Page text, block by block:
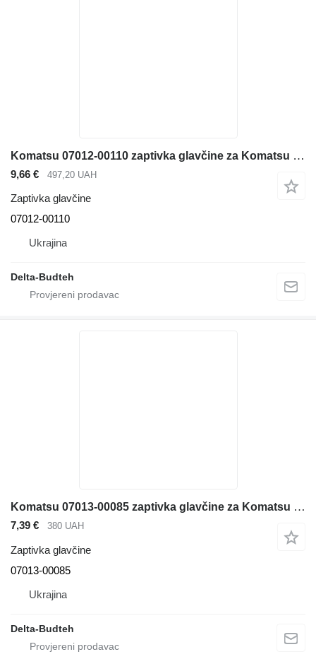
Komatsu 07012-00110 zaptivka glavčine za Komatsu bagera
9,66 € 497,20 UAH
Zaptivka glavčine
07012-00110
Ukrajina
Delta-Budteh
Komatsu 07013-00085 zaptivka glavčine za Komatsu prednjeg utovarivača
7,39 € 380 UAH
Zaptivka glavčine
07013-00085
Ukrajina
Delta-Budteh